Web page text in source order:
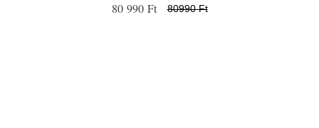
80 990 Ft 80990 Ft